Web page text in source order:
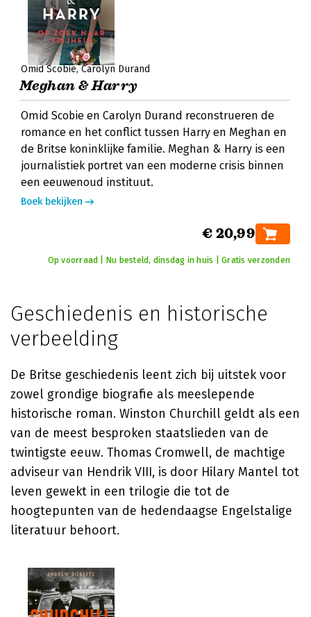
Omid Scobie Carolyn Durand
Meghan & Harry
Omid Scobie en Carolyn Durand reconstrueren de
romance en het conflict tussen Harry en Meghan en
de Britse koninklijke familie. Meghan & Harry is een
journalistiek portret van een moderne crisis binnen
een eeuwenoud instituut.
Boek bekijken
€ 20,99
Op voorraad | Nu besteld, dinsdag in huis | Gratis verzonden
Geschiedenis en historische
verbeelding
De Britse geschiedenis leent zich bij uitstek voor
zowel grondige biografie als meeslepende
historische roman. Winston Churchill geldt als een
van de meest besproken staatslieden van de
twintigste eeuw. Thomas Cromwell, de machtige
adviseur van Hendrik VIII, is door Hilary Mantel tot
leven gewekt in een trilogie die tot de
hoogtepunten van de hedendaagse Engelstalige
literatuur behoort.